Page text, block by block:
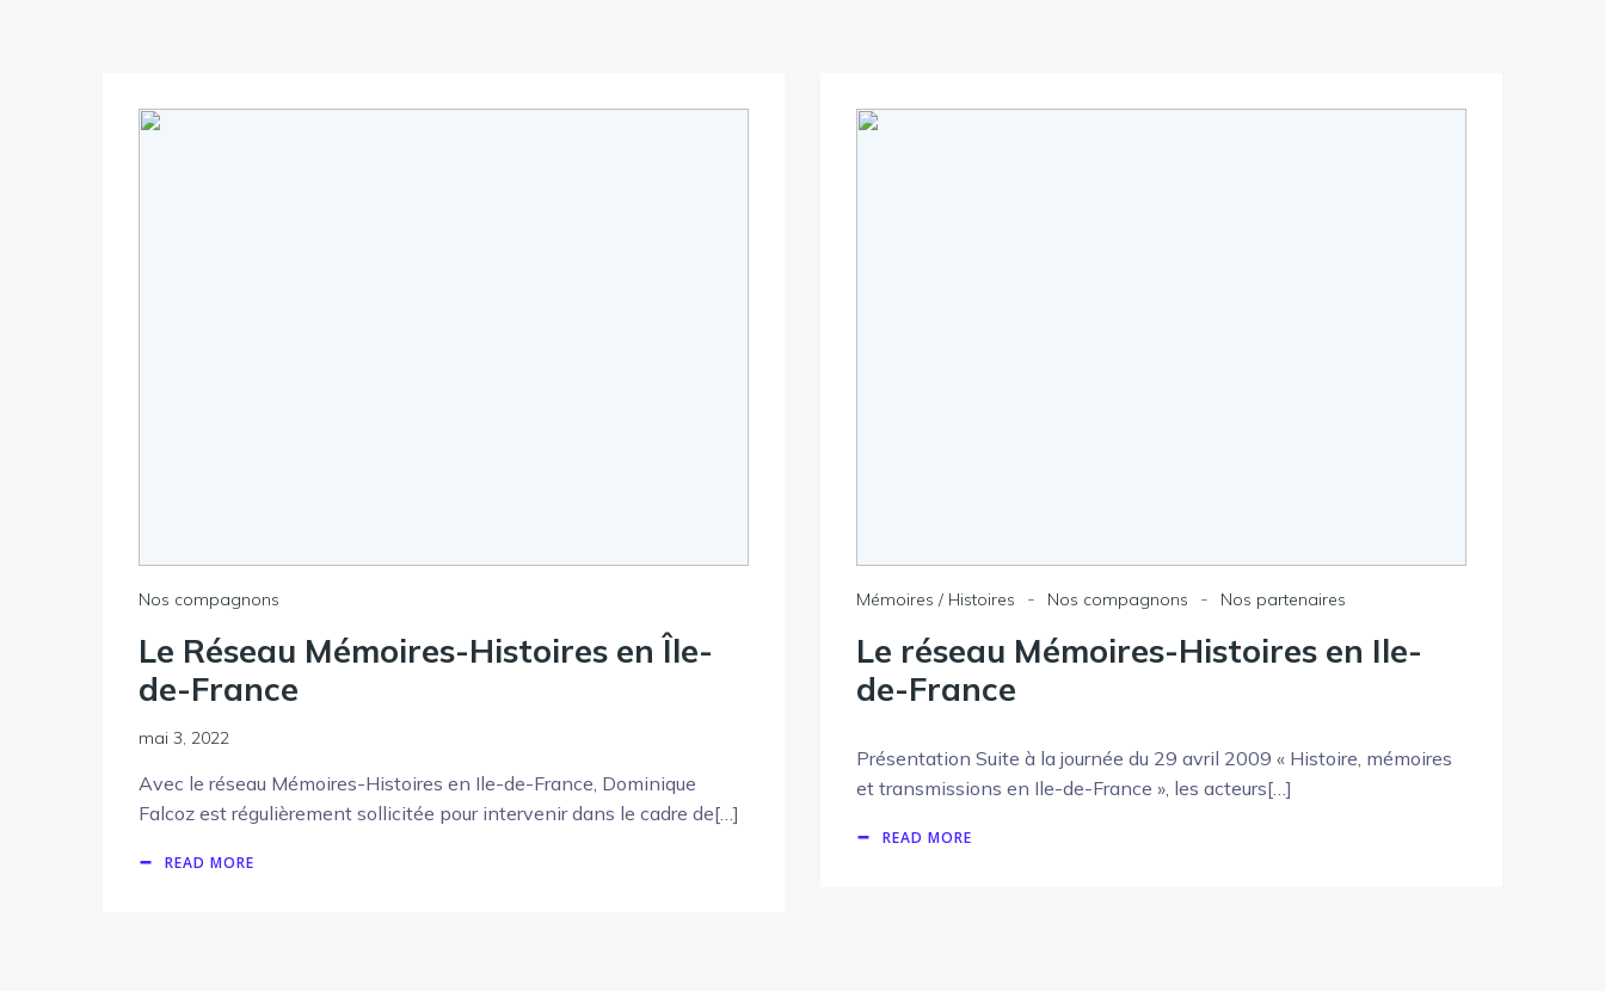
Nos compagnons
Le Réseau Mémoires-Histoires en Île-
de-France
mai 3, 2022
Avec le réseau Mémoires-Histoires en Ile-de-France, Dominique
Falcoz est régulièrement sollicitée pour intervenir dans le cadre de[…]
READ MORE
Mémoires / Histoires - Nos compagnons - Nos partenaires
Le réseau Mémoires-Histoires en Ile-
de-France
Présentation Suite à la journée du 29 avril 2009 « Histoire, mémoires
et transmissions en Ile-de-France », les acteurs[…]
READ MORE